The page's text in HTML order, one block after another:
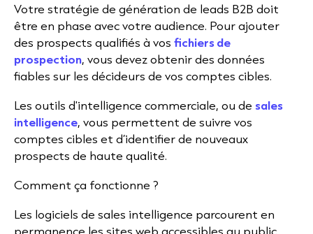
Votre stratégie de génération de leads B2B doit
être en phase avec votre audience. Pour ajouter
des prospects qualifiés à vos fichiers de
prospection, vous devez obtenir des données
fiables sur les décideurs de vos comptes cibles.
Les outils d'intelligence commerciale, ou de sales
intelligence, vous permettent de suivre vos
comptes cibles et d’identifier de nouveaux
prospects de haute qualité.
Comment ça fonctionne ?
Les logiciels de sales intelligence parcourent en